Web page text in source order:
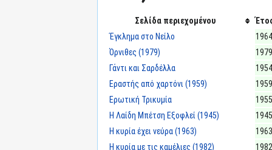
Σελίδα περιεχομένου
Έγκλημα στο Νείλο
1964
Όρνιθες (1979)
1979
Γάντι και Σαρδέλλα
1954
Εραστής από χαρτόνι (1959)
1959
Ερωτική Τρικυμία
1955
Η Λαίδη Μπέτση Εξοφλεί (1945)
1945
Η κυρία έχει νεύρα (1963)
1963
Η κυρία με τις καμέλιες (1982)
1982